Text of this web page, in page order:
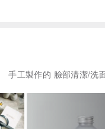
手工製作的 臉部清潔/洗